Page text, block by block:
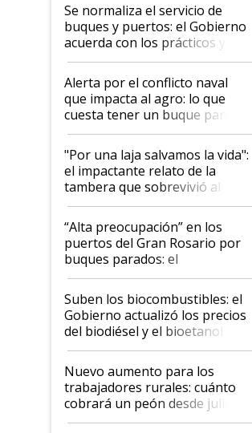
Se normaliza el servicio de
buques y puertos: el Gobierno
acuerda con los prácticos y
suspende el decreto de
desregulación
Alerta por el conflicto naval
que impacta al agro: lo que
cuesta tener un buque parado
y el peligro de que Argentina
pase a ser "país sucio"
"Por una laja salvamos la vida":
el impactante relato de la
tambera que sobrevivió al
tornado
“Alta preocupación” en los
puertos del Gran Rosario por
buques parados: el
funcionamiento de las
exportadoras en tensión tras
la medida de fuerza de los
prácticos
Suben los biocombustibles: el
Gobierno actualizó los precios
del biodiésel y el bioetanol
Nuevo aumento para los
trabajadores rurales: cuánto
cobrará un peón desde julio